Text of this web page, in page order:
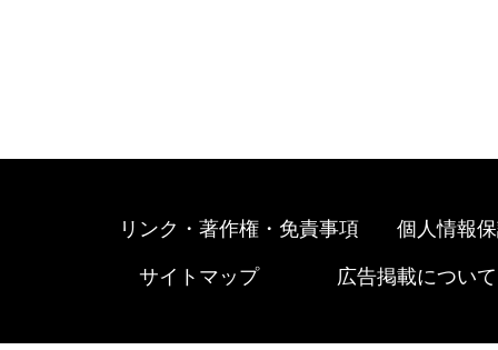
リンク・著作権・免責事項 個人情報
サイトマップ 広告掲載について